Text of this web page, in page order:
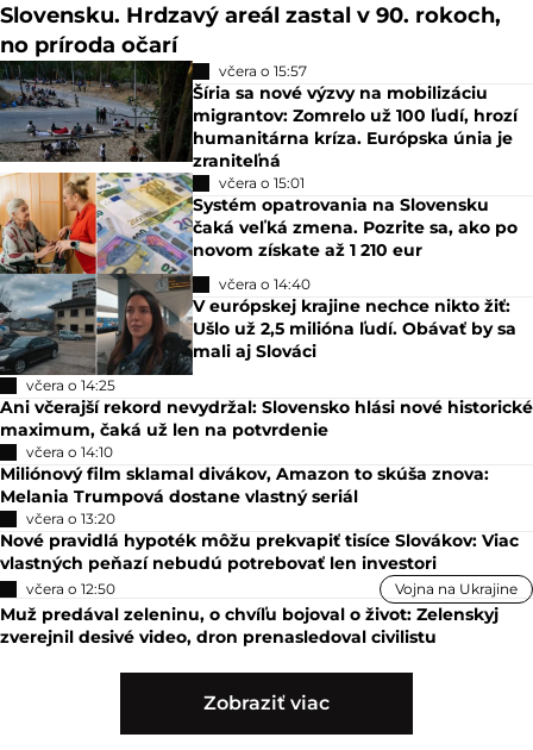
Slovensku. Hrdzavý areál zastal v 90. rokoch,
no príroda očarí
včera o 15:57
Šíria sa nové výzvy na mobilizáciu
migrantov: Zomrelo už 100 ľudí, hrozí
humanitárna kríza. Európska únia je
zraniteľná
včera o 15:01
Systém opatrovania na Slovensku
čaká veľká zmena. Pozrite sa, ako po
novom získate až 1 210 eur
včera o 14:40
V európskej krajine nechce nikto žiť:
Ušlo už 2,5 milióna ľudí. Obávať by sa
mali aj Slováci
včera o 14:25
Ani včerajší rekord nevydržal: Slovensko hlási nové historické
maximum, čaká už len na potvrdenie
včera o 14:10
Miliónový film sklamal divákov, Amazon to skúša znova:
Melania Trumpová dostane vlastný seriál
včera o 13:20
Nové pravidlá hypoték môžu prekvapiť tisíce Slovákov: Viac
vlastných peňazí nebudú potrebovať len investori
včera o 12:50 Vojna na Ukrajine
Muž predával zeleninu, o chvíľu bojoval o život: Zelenskyj
zverejnil desivé video, dron prenasledoval civilistu
Zobraziť viac